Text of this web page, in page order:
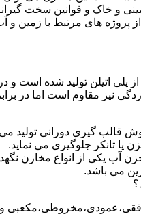
و خاک و قوانین سخت
پروژه های مرتبط با زمین و
پلی اتیلن تولید شده
نیز مقاوم است اما در
قالب گیری دورانی
یا تانکر جلوگیری می نماید.
آب یکی از انواع مخازن
می باشد.
و